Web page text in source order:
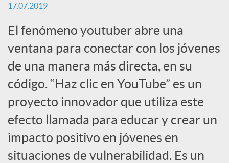
d
e
s
S
o
17.07.2019
El fenómeno youtuber abre una
ventana para conectar con los jóvenes
de una manera más directa, en su
código. “Haz clic en YouTube” es un
proyecto innovador que utiliza este
efecto llamada para educar y crear un
impacto positivo en jóvenes en
situaciones de vulnerabilidad. Es un